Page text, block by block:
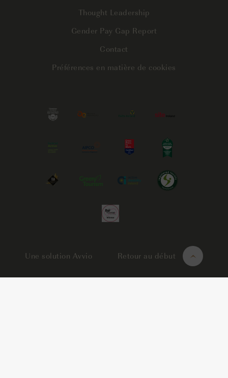
Thought Leadership
Gender Pay Gap Report
Contact
Préférences en matière de cookies
Une solution Avvio Retour au début